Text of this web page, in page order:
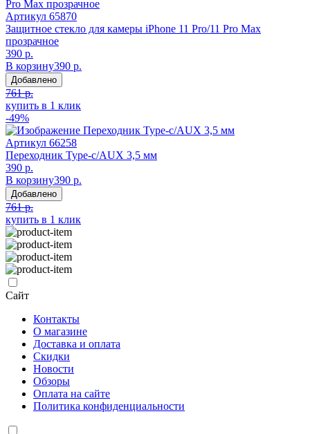
Артикул 65870
Защитное стекло для камеры iPhone 11 Pro/11 Pro Max
прозрачное
390 р.
В корзину390 р.
Добавлено
761 р.
купить в 1 клик
-49%
Артикул 66258
Переходник Type-c/AUX 3,5 мм
390 р.
В корзину390 р.
Добавлено
761 р.
купить в 1 клик
Сайт
Контакты
О магазине
Доставка и оплата
Скидки
Новости
Обзоры
Оплата на сайте
Политика конфиденциальности